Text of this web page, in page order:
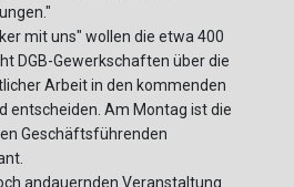
mit uns" wollen die etwa 400
DGB-Gewerkschaften über die
Arbeit in den kommenden
entscheiden. Am Montag ist die
Geschäftsführenden
andauernden Veranstaltung